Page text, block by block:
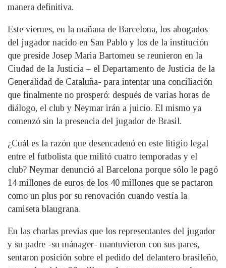
manera definitiva.
Este viernes, en la mañana de Barcelona, los abogados
del jugador nacido en San Pablo y los de la institución
que preside Josep Maria Bartomeu se reunieron en la
Ciudad de la Justicia – el Departamento de Justicia de la
Generalidad de Cataluña- para intentar una conciliación
que finalmente no prosperó: después de varias horas de
diálogo, el club y Neymar irán a juicio. El mismo ya
comenzó sin la presencia del jugador de Brasil.
¿Cuál es la razón que desencadenó en este litigio legal
entre el futbolista que militó cuatro temporadas y el
club? Neymar denunció al Barcelona porque sólo le pagó
14 millones de euros de los 40 millones que se pactaron
como un plus por su renovación cuando vestía la
camiseta blaugrana.
En las charlas previas que los representantes del jugador
y su padre -su mánager- mantuvieron con sus pares,
sentaron posición sobre el pedido del delantero brasileño,